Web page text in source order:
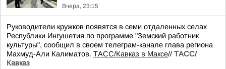
Вчера, 23:15
Руководители кружков появятся в семи отдаленных селах
Республики Ингушетия по программе "Земский работник
культуры", сообщил в своем телеграм-канале глава региона
Махмуд-Али Калиматов. ТАСС/Кавказ в Максе// ТАСС/
Кавказ